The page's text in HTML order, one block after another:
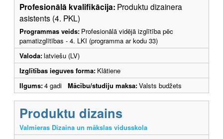
Profesionālā kvalifikācija: Produktu dizainera
asistents (4. PKL)
Programmas veids: Profesionālā vidējā izglītība pēc
pamatizglītības - 4. LKI (programma ar kodu 33)
Valoda:latviešu (LV)
Izglītības ieguves forma: Klātiene
Ilgums:4 gadi Mācību/studiju maksa:Valsts budžets
Produktu dizains
Valmieras Dizaina un mākslas vidusskola